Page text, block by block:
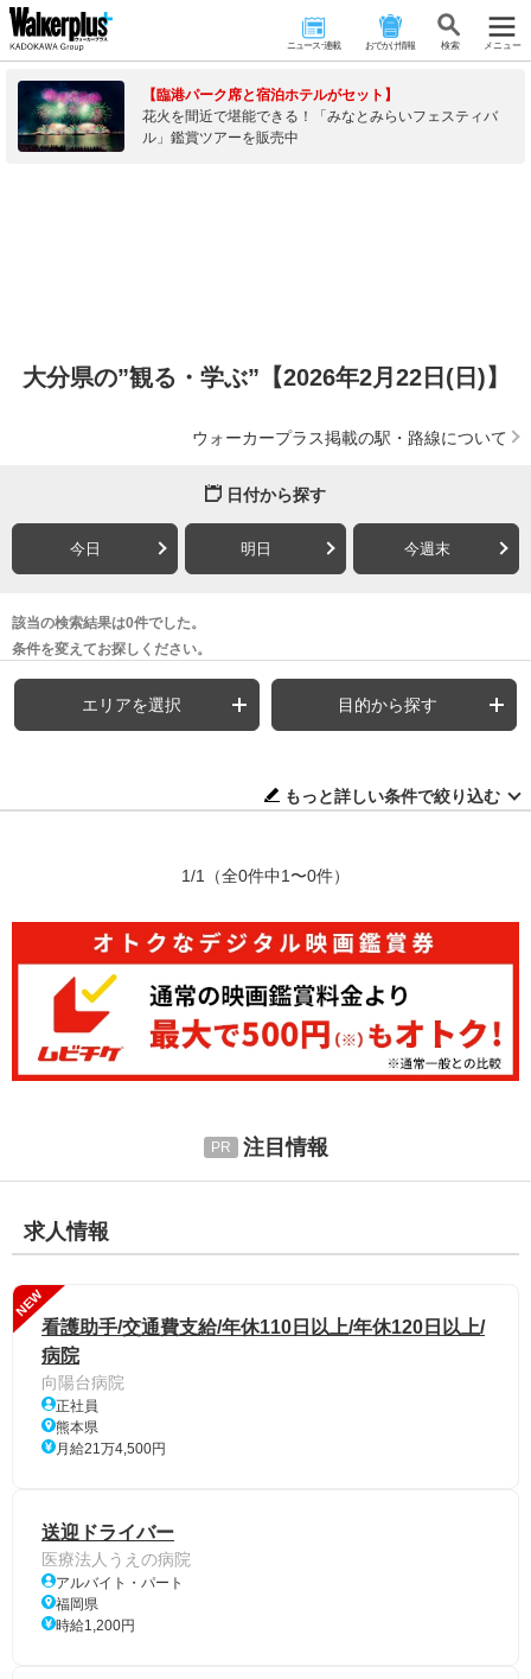
ニュース･連載 おでかけ情報 検 索 メニュー
【臨港パーク席と宿泊ホテルがセット】
花火を間近で堪能できる！「みなとみらいフェスティバ
ル」鑑賞ツアーを販売中
大分県の”観る・学ぶ”【2026年2月22日(日)】
ウォーカープラス掲載の駅・路線について
日付から探す
今日 明日 今週末
該当の検索結果は0件でした。
条件を変えてお探しください。
エリアを選択 目的から探す
もっと詳しい条件で絞り込む
1/1 （全0件中1〜0件）
注目情報
求人情報
NEW
看護助手/交通費支給/年休110日以上/年休120日以上/
病院
向陽台病院
正社員
熊本県
月給21万4,500円
送迎ドライバー
医療法人うえの病院
アルバイト・パート
福岡県
時給1,200円